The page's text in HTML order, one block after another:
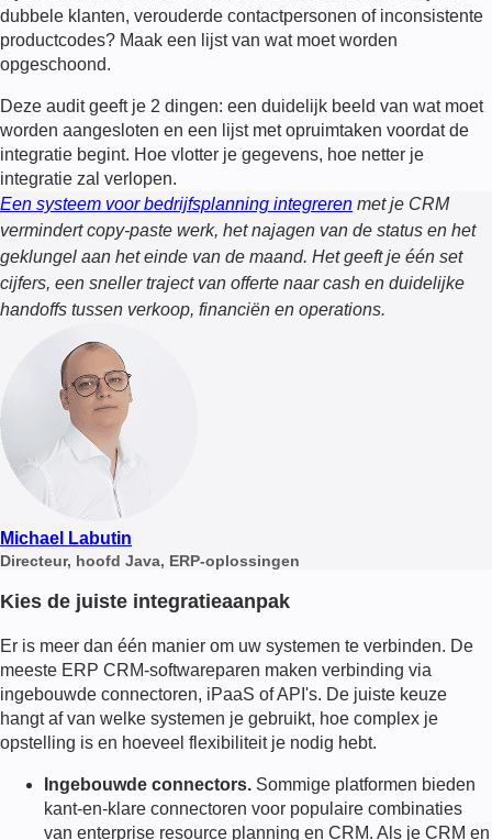
dubbele klanten, verouderde contactpersonen of inconsistente
productcodes? Maak een lijst van wat moet worden
opgeschoond.
Deze audit geeft je 2 dingen: een duidelijk beeld van wat moet
worden aangesloten en een lijst met opruimtaken voordat de
integratie begint. Hoe vlotter je gegevens, hoe netter je
integratie zal verlopen.
Een systeem voor bedrijfsplanning integreren met je CRM
vermindert copy-paste werk, het najagen van de status en het
geklungel aan het einde van de maand. Het geeft je één set
cijfers, een sneller traject van offerte naar cash en duidelijke
handoffs tussen verkoop, financiën en operations.
Michael Labutin
Directeur, hoofd Java, ERP-oplossingen
Kies de juiste integratieaanpak
Er is meer dan één manier om uw systemen te verbinden. De
meeste ERP CRM-softwareparen maken verbinding via
ingebouwde connectoren, iPaaS of API's. De juiste keuze
hangt af van welke systemen je gebruikt, hoe complex je
opstelling is en hoeveel flexibiliteit je nodig hebt.
Ingebouwde connectors. Sommige platformen bieden
kant-en-klare connectoren voor populaire combinaties
van enterprise resource planning en CRM. Als je CRM en